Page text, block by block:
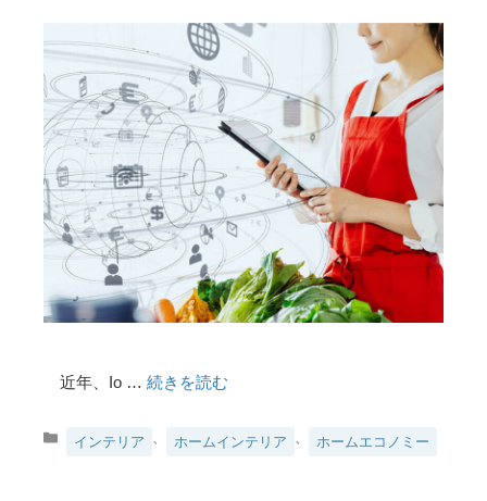
近年、Io … 続きを読む
カインテリア 、 ホームインテリア 、 ホームエコノミー